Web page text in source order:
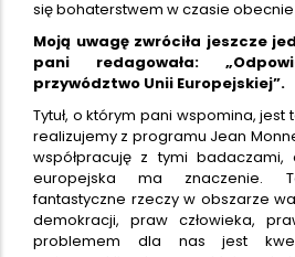
się bohaterstwem w czasie
Moją uwagę zwróciła jeszcze
pani redagowała:
przywództwo Unii Europejskiej”.
Tytuł, o którym pani wspomina, jest
realizujemy z programu Jean
współpracuję z tymi
europejska ma znaczenie.
fantastyczne rzeczy w obszarze
demokracji, praw człowieka,
problemem dla nas jest